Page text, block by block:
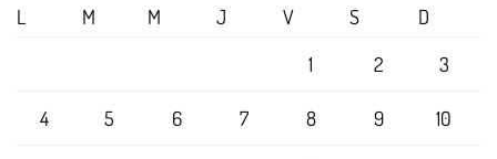
L
M M J V S
D
1
2 3
4 5 6 7 8 9 10